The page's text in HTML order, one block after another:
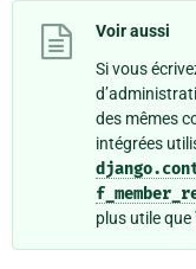
Voir aussi
Si vous
des mêmes
intégrées
plus utile que